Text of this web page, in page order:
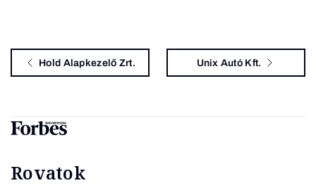
Hold Alapkezelő Zrt. Unix Autó Kft.
Rovatok